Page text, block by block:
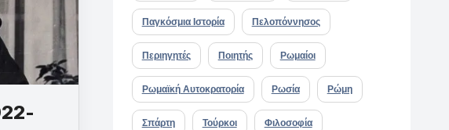
Παγκόσμια Ιστορία Πελοπόννησος
Περιηγητές Ποιητής Ρωμαίοι
Ρωμαϊκή Αυτοκρατορία Ρωσία Ρώμη
Σπάρτη Τούρκοι Φιλοσοφία